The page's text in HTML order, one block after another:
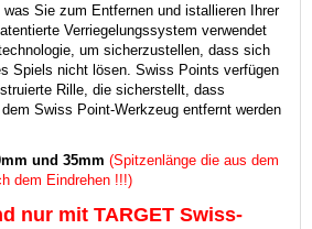
Sie zum Entfernen und istallieren Ihrer
Verriegelungssystem verwendet
um sicherzustellen, dass sich
Spiels nicht lösen. Swiss Points verfügen
Rille, die sicherstellt, dass
Swiss Point-Werkzeug entfernt werden
und 35mm (Spitzenlänge die aus dem
dem Eindrehen !!!)
nur mit TARGET Swiss-